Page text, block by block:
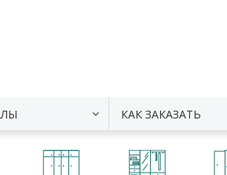
КАК ЗАКАЗАТЬ